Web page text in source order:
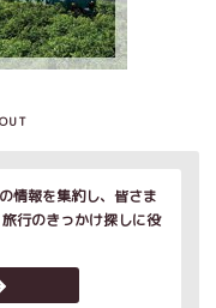
情報を集約し、皆さま
行のきっかけ探しに役